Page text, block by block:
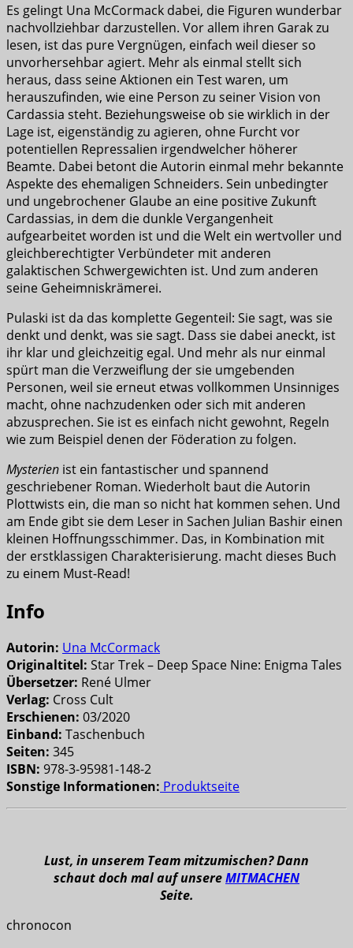
Es gelingt Una McCormack dabei, die Figuren wunderbar
nachvollziehbar darzustellen. Vor allem ihren Garak zu
lesen, ist das pure Vergnügen, einfach weil dieser so
unvorhersehbar agiert. Mehr als einmal stellt sich
heraus, dass seine Aktionen ein Test waren, um
herauszufinden, wie eine Person zu seiner Vision von
Cardassia steht. Beziehungsweise ob sie wirklich in der
Lage ist, eigenständig zu agieren, ohne Furcht vor
potentiellen Repressalien irgendwelcher höherer
Beamte. Dabei betont die Autorin einmal mehr bekannte
Aspekte des ehemaligen Schneiders. Sein unbedingter
und ungebrochener Glaube an eine positive Zukunft
Cardassias, in dem die dunkle Vergangenheit
aufgearbeitet worden ist und die Welt ein wertvoller und
gleichberechtigter Verbündeter mit anderen
galaktischen Schwergewichten ist. Und zum anderen
seine Geheimniskrämerei.
Pulaski ist da das komplette Gegenteil: Sie sagt, was sie
denkt und denkt, was sie sagt. Dass sie dabei aneckt, ist
ihr klar und gleichzeitig egal. Und mehr als nur einmal
spürt man die Verzweiflung der sie umgebenden
Personen, weil sie erneut etwas vollkommen Unsinniges
macht, ohne nachzudenken oder sich mit anderen
abzusprechen. Sie ist es einfach nicht gewohnt, Regeln
wie zum Beispiel denen der Föderation zu folgen.
Mysterien ist ein fantastischer und spannend
geschriebener Roman. Wiederholt baut die Autorin
Plottwists ein, die man so nicht hat kommen sehen. Und
am Ende gibt sie dem Leser in Sachen Julian Bashir einen
kleinen Hoffnungsschimmer. Das, in Kombination mit
der erstklassigen Charakterisierung. macht dieses Buch
zu einem Must-Read!
Info
Autorin: Una McCormack
Originaltitel: Star Trek – Deep Space Nine: Enigma Tales
Übersetzer: René Ulmer
Verlag: Cross Cult
Erschienen: 03/2020
Einband: Taschenbuch
Seiten: 345
ISBN: 978-3-95981-148-2
Sonstige Informationen: Produktseite
Lust, in unserem Team mitzumischen? Dann
schaut doch mal auf unsereMITMACHEN
Seite.
chronocon